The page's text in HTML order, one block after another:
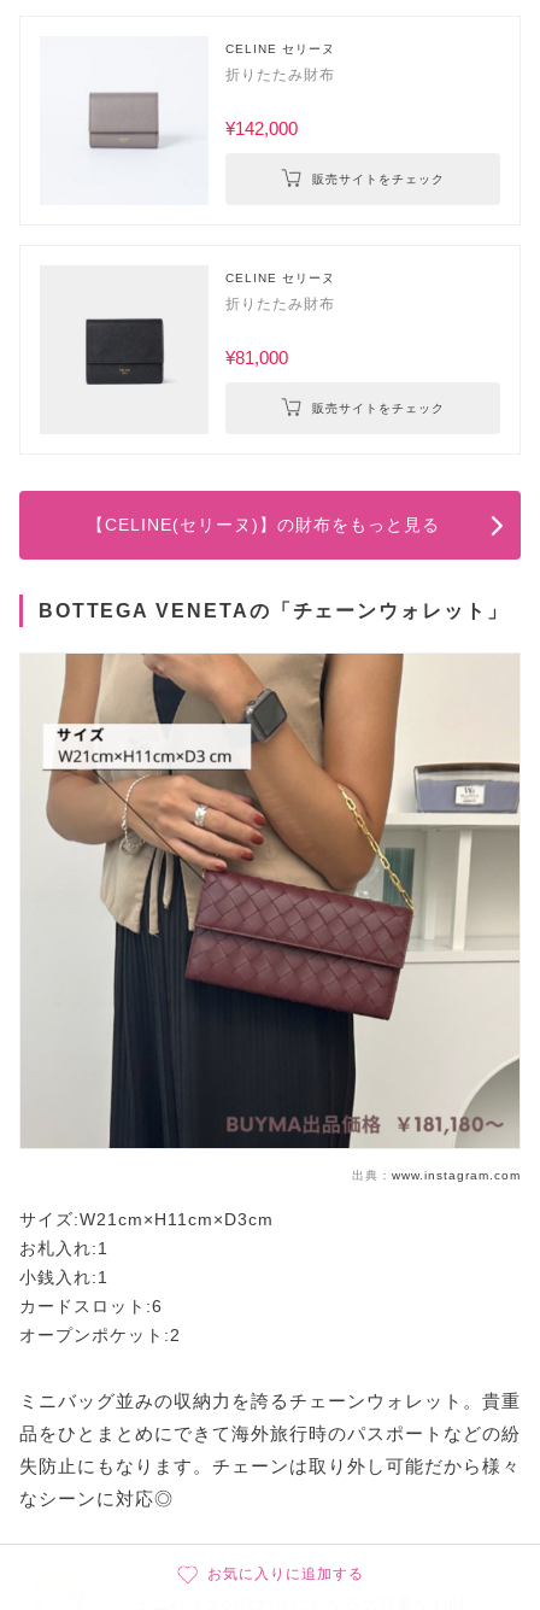
CELINE セリーヌ
折りたたみ財布
¥142,000
販売サイトをチェック
CELINE セリーヌ
折りたたみ財布
¥81,000
販売サイトをチェック
【CELINE(セリーヌ)】の財布をもっと見る
BOTTEGA VENETAの「チェーンウォレット」
出典： www.instagram.com
サイズ:W21cm×H11cm×D3cm
お札入れ:1
小銭入れ:1
カードスロット:6
オープンポケット:2
ミニバッグ並みの収納力を誇るチェーンウォレット。貴重
品をひとまとめにできて海外旅行時のパスポートなどの紛
失防止にもなります。チェーンは取り外し可能だから様々
なシーンに対応◎
お気に入りに追加する